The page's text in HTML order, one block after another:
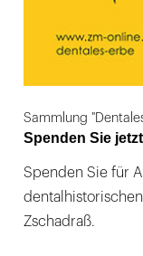
Sammlung
Spenden Sie
Spenden Sie für
Zschadraß.